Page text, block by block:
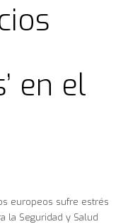
en el
europeos sufre estrés
la Seguridad y Salud